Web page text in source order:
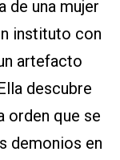
de una mujer
instituto con
artefacto
descubre
orden que se
demonios en